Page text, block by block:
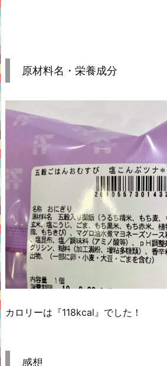
原材料名・栄養成分
カロリーは『118kcal』でした！
感想